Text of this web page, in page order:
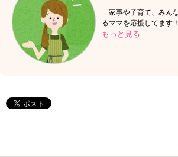
「家事や子育て、み
るママを応援してます！
もっと見る